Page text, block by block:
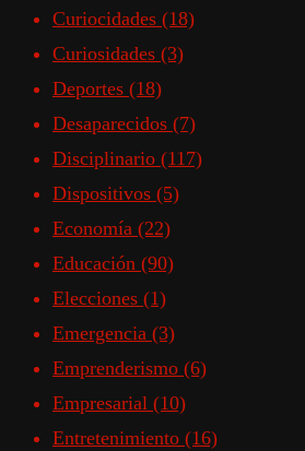
Curiocidades (18)
Curiosidades (3)
Deportes (18)
Desaparecidos (7)
Disciplinario (117)
Dispositivos (5)
Economía (22)
Educación (90)
Elecciones (1)
Emergencia (3)
Emprenderismo (6)
Empresarial (10)
Entretenimiento (16)